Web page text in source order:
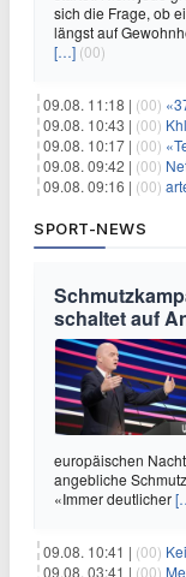
sich die Frage, ob
längst auf
[…] (00)
09.08. 11:18 | (00)
09.08. 10:43 | (00)
09.08. 10:17 | (00)
09.08. 09:42 | (00)
09.08. 09:16 | (00)
SPORT-NEWS
schaltet auf
europäischen
angebliche
«Immer deutlicher
09.08. 10:41 | (00)
09.08. 03:41 | (00)